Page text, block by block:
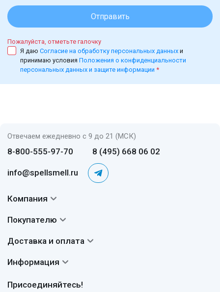
Отправить
Пожалуйста, отметьте галочку
Я даю Согласие на обработку персональных данных и
принимаю условия Положения о конфиденциальности
персональных данных и защите информации *
Отвечаем ежедневно с 9 до 21 (МСК)
8-800-555-97-70 8 (495) 668 06 02
info@spellsmell.ru
Присоединяйтесь!
Компания
Авторы
Сертификаты
Покупателю
Вопросы и ответы
Отзывы
Доставка и оплата
Доставка
Возврат
Информация